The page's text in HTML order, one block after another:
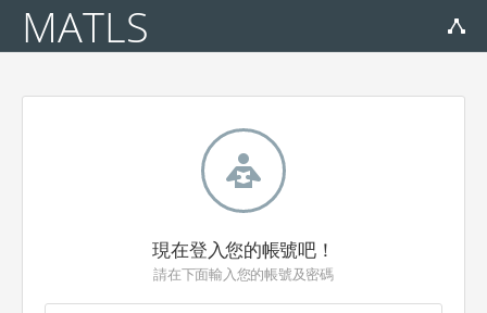
MATLS
現在登入您的帳號吧！
請在下面輸入您的帳號及密碼